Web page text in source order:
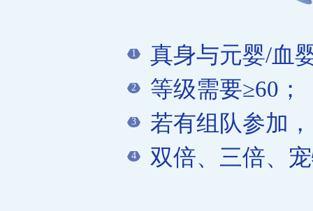
1 真身与元婴/血
2 等级需要≥60；
3 若有组队参加
4 双倍、三倍、